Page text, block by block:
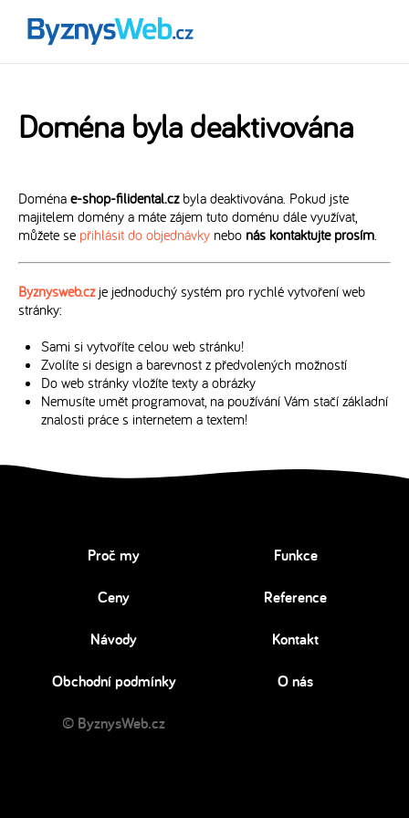
Doména byla deaktivována
Doména e-shop-filidental.czbyla deaktivována. Pokud jste
majitelem domény a máte zájem tuto doménu dále využívat,
můžete se přihlásit do objednávky nebo nás kontaktujte prosím.
Byznysweb.czje jednoduchý systém pro rychlé vytvoření web
stránky:
Sami si vytvoříte celou web stránku!
Zvolíte si design a barevnost z předvolených možností
Do web stránky vložíte texty a obrázky
Nemusíte umět programovat, na používání Vám stačí základní
znalosti práce s internetem a textem!
Proč my Funkce
Ceny Reference
Návody Kontakt
Obchodní podmínky O nás
© ByznysWeb.cz